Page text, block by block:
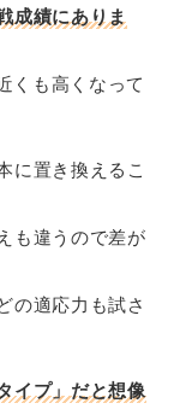
成績にありま
くも高くなって
に置き換えるこ
も違うので差が
の適応力も試さ
イプ」だと想像